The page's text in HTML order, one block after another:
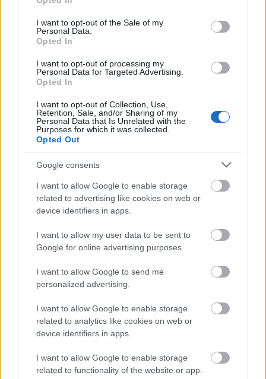
use your data for below specified purposes in below Google
consent section.
I want to opt-out of the Sale of my
Personal Data.
Opted In
I want to opt-out of processing my
Personal Data for Targeted Advertising.
Opted In
I want to opt-out of Collection, Use,
Retention, Sale, and/or Sharing of my
Personal Data that Is Unrelated with the
Purposes for which it was collected.
Opted Out
Google consents
I want to allow Google to enable storage
related to advertising like cookies on web or
device identifiers in apps.
I want to allow my user data to be sent to
Google for online advertising purposes.
I want to allow Google to send me
personalized advertising.
I want to allow Google to enable storage
related to analytics like cookies on web or
device identifiers in apps.
I want to allow Google to enable storage
related to functionality of the website or app.
„Csonka évadot zárni nem felemelő
érzés"
mtothorsi•2020. július 15.
Megtartotta évadzáró társulati ülését a Tomcsa
Sándor Színház. A világjárvány próbára tette az